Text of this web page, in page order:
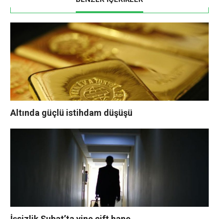
Altında güçlü istihdam düşüşü